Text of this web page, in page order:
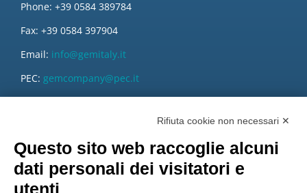
Phone: +39 0584 389784
Fax: +39 0584 397904
Email: info@gemitaly.it
PEC: gemcompany@pec.it
Rifiuta cookie non necessari ✕
Questo sito web raccoglie alcuni
dati personali dei visitatori e
utenti